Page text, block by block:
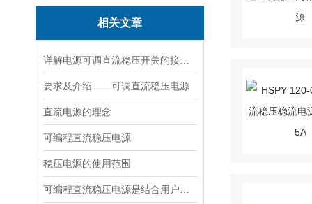
相关文章
要求及介绍——可调直流稳压电源
直流电源的理念
可编程直流稳压电源
稳压电源的使用范围